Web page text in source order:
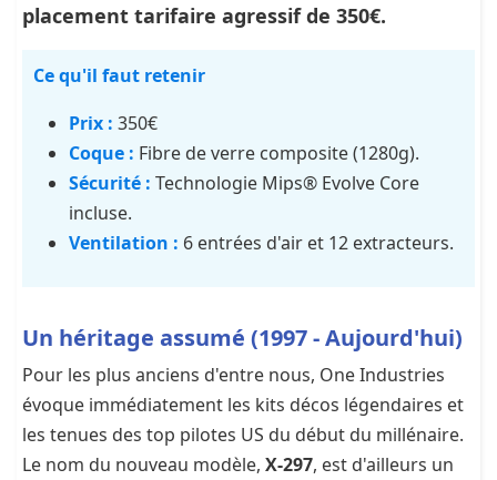
placement tarifaire agressif de 350€.
Ce qu'il faut retenir
Prix : 350€
Coque : Fibre de verre composite (1280g).
Sécurité : Technologie Mips® Evolve Core
incluse.
Ventilation : 6 entrées d'air et 12 extracteurs.
Un héritage assumé (1997 - Aujourd'hui)
Pour les plus anciens d'entre nous, One Industries
évoque immédiatement les kits décos légendaires et
les tenues des top pilotes US du début du millénaire.
Le nom du nouveau modèle, X-297, est d'ailleurs un